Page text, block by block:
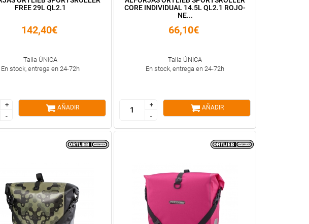
FREE 29L QL2.1
142,40€
Talla ÚNICA
En stock, entrega en 24-72h
+
-
+
-
AÑADIR
CORE INDIVIDUAL 14.5L QL2.1 ROJO-
NE...
66,10€
Talla ÚNICA
En stock, entrega en 24-72h
+
-
+
-
AÑADIR